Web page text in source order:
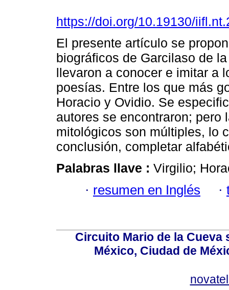
https://doi.org/10.19130/
El presente artículo se
biográficos de Garcilaso de
llevaron a conocer e imitar a
poesías. Entre los que más
Horacio y Ovidio. Se
autores se encontraron;
mitológicos son múltiples, lo
conclusión, completar
Palabras llave : Virgilio;
· resumen en Inglés ·
Circuito Mario de la Cueva
México, Ciudad de